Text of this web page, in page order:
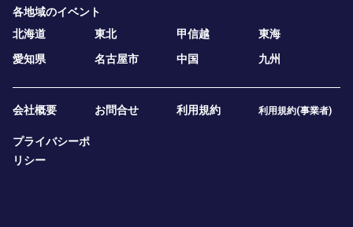
各地域のイベント
北海道
東北 甲信越
東海
愛知県
名古屋市 中国 九州
会社概要 お問合せ 利用規約 利用規約(事業者)
プライバシーポ
リシー